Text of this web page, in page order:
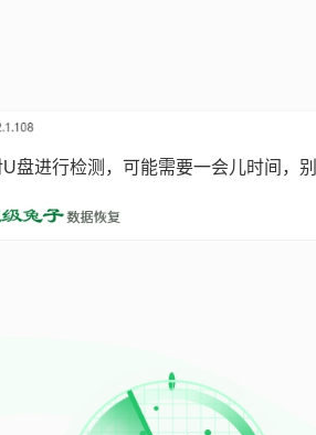
盘进行检测，可能需要一会儿时间，